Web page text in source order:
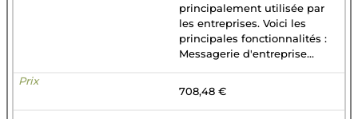
principalement utilisée par
les entreprises. Voici les
principales fonctionnalités :
Messagerie d'entreprise...
708,48 €